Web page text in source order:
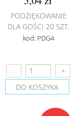
PODZIĘKOWANIE
DLA GOŚCI 20 SZT.
kod: PDG4
DO KOSZYKA